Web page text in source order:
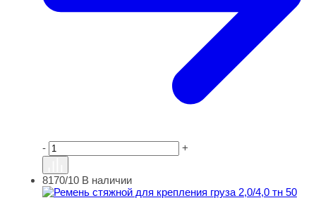
- +
Ремень стяжной для крепления груза 2,0/4,0 тн 50 мм
8170/10 В наличии